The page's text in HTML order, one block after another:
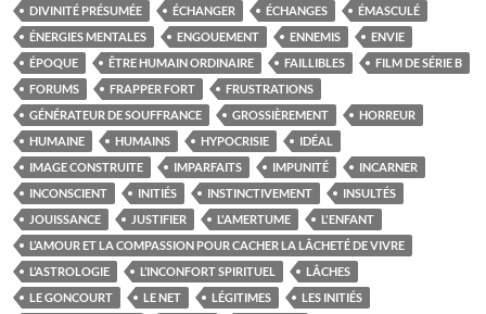
DIVINITÉ PRÉSUMÉE
ÉCHANGER ÉCHANGES
ÉMASCULÉ
ÉNERGIES MENTALES
ENGOUEMENT ENNEMIS
ENVIE
ÉPOQUE
ÊTRE HUMAIN ORDINAIRE FAILLIBLES
FILM DE SÉRIE B
FORUMS
FRAPPER FORT
FRUSTRATIONS
GÉNÉRATEUR DE SOUFFRANCE
GROSSIÈREMENT
HORREUR
HUMAINE
HUMAINS HYPOCRISIE
IDÉAL
IMAGE CONSTRUITE
IMPARFAITS IMPUNITÉ
INCARNER
INCONSCIENT
INITIÉS INSTINCTIVEMENT
INSULTÉS
JOUISSANCE
JUSTIFIER L'AMERTUME
L'ENFANT
L’AMOUR ET LA COMPASSION POUR CACHER LA LÂCHETÉ DE VIVRE
L’ASTROLOGIE
L’INCONFORT SPIRITUEL
LÂCHES
LE GONCOURT
LE NET LÉGITIMES
LES INITIÉS